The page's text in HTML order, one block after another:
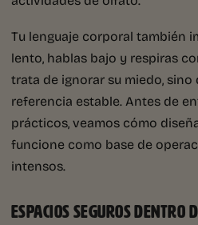
Tu lenguaje corporal también
lento, hablas bajo y respiras
trata de ignorar su miedo, sino
referencia estable. Antes de
prácticos, veamos cómo
funcione como base de
intensos.
ESPACIOS SEGUROS DENTRO